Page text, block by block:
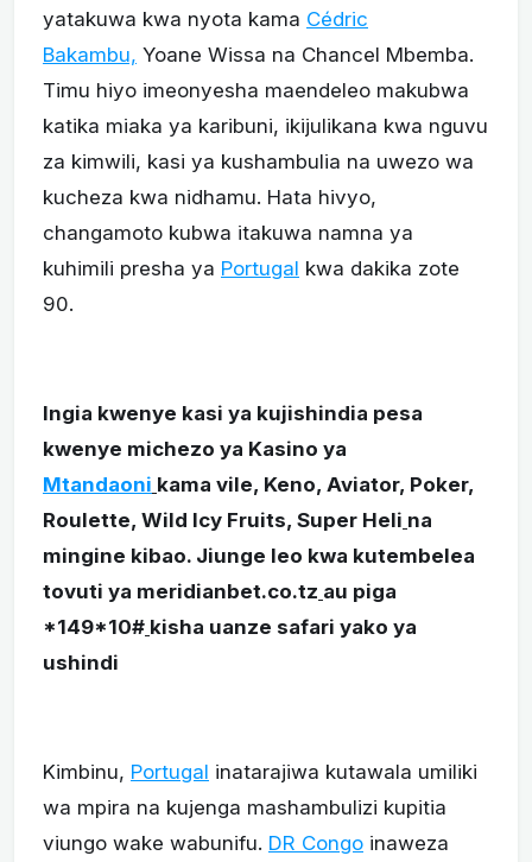
yatakuwa kwa nyota kama Cédric
Bakambu, Yoane Wissa na Chancel Mbemba.
Timu hiyo imeonyesha maendeleo makubwa
katika miaka ya karibuni, ikijulikana kwa nguvu
za kimwili, kasi ya kushambulia na uwezo wa
kucheza kwa nidhamu. Hata hivyo,
changamoto kubwa itakuwa namna ya
kuhimili presha ya Portugal kwa dakika zote
90.
Ingia kwenye kasi ya kujishindia pesa
kwenye michezo ya Kasino ya
Mtandaoni kama vile, Keno, Aviator, Poker,
Roulette, Wild Icy Fruits, Super Heli na
mingine kibao. Jiunge leo kwa kutembelea
tovuti ya meridianbet.co.tz au piga
*149*10# kisha uanze safari yako ya
ushindi
Kimbinu, Portugal inatarajiwa kutawala umiliki
wa mpira na kujenga mashambulizi kupitia
viungo wake wabunifu. DR Congo inaweza